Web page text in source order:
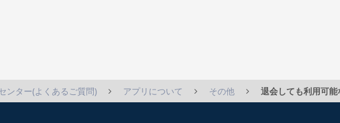
ンター(よくあるご質問) アプリについて その他 退会しても利用可